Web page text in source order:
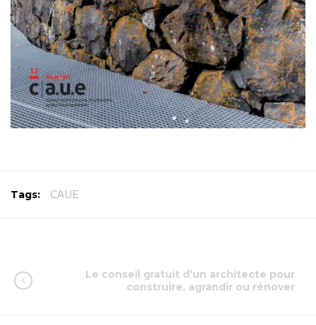
Tags: CAUE
Le conseil gratuit d’un architecte pour
construire, agrandir ou rénover